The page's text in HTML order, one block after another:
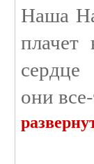
Наша
плачет
они